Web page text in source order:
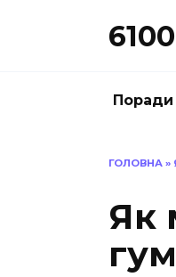
Поради
ГОЛОВНА »
Як